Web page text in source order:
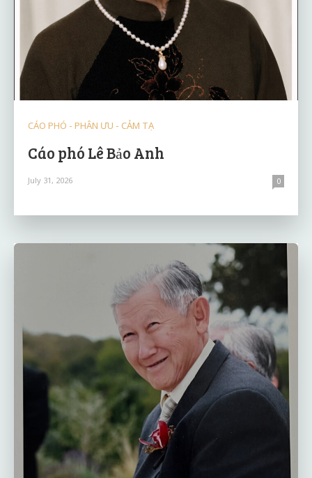
CÁO PHÓ - PHÂN ƯU - CẢM TẠ
Cáo phó Lê Bảo Anh
July 31, 2026 0